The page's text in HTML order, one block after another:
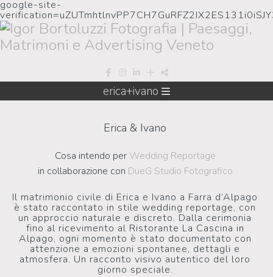
google-site-
erica+ivano
Erica & Ivano
Cosa intendo per Wedding Reportage
in collaborazione con DueG Studio Fotografico
Il matrimonio civile di Erica e Ivano a Farra d’Alpago
è stato raccontato in stile wedding reportage, con
un approccio naturale e discreto. Dalla cerimonia
fino al ricevimento al Ristorante La Cascina in
Alpago, ogni momento è stato documentato con
attenzione a emozioni spontanee, dettagli e
atmosfera. Un racconto visivo autentico del loro
giorno speciale.